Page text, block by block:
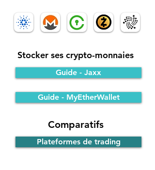
Stocker ses crypto-monnaies
Comparatifs
Plateformes de trading
Guide - MyEtherWallet
Guide - Jaxx